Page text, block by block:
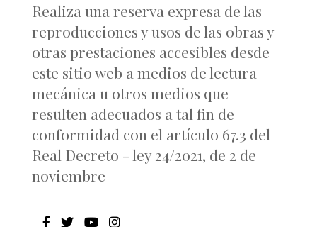
Realiza una reserva expresa de las
reproducciones y usos de las obras y
otras prestaciones accesibles desde
este sitio web a medios de lectura
mecánica u otros medios que
resulten adecuados a tal fin de
conformidad con el artículo 67.3 del
Real Decreto - ley 24/2021, de 2 de
noviembre